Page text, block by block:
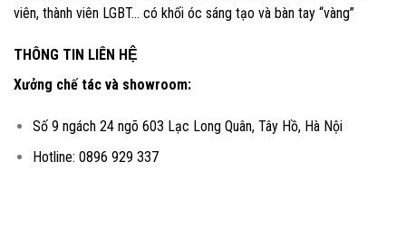
viên, thành viên LGBT… có khối óc sáng tạo và bàn tay “vàng”
THÔNG TIN LIÊN HỆ
Xưởng chế tác và showroom:
Số 9 ngách 24 ngõ 603 Lạc Long Quân, Tây Hồ, Hà Nội
Hotline: 0896 929 337